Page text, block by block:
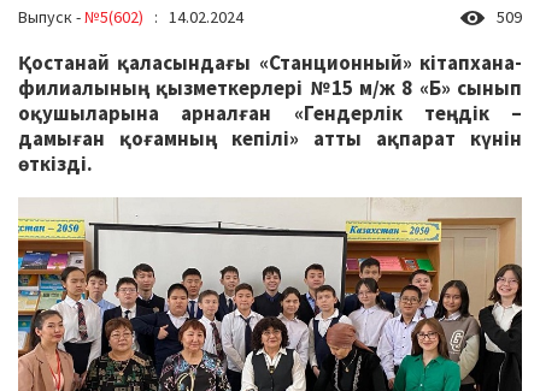
Выпуск -№5(602) : 14.02.2024 509
Қостанай қаласындағы «Станционный» кітапхана-
филиалының қызметкерлері №15 м/ж 8 «Б» сынып
оқушыларына арналған «Гендерлік теңдік –
дамыған қоғамның кепілі» атты ақпарат күнін
өткізді.